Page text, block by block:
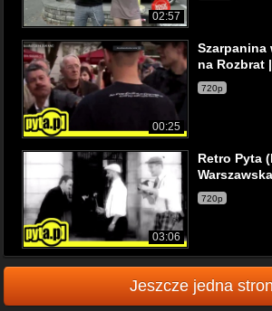
02:57
00:25
Szarpanina
na Rozbrat
720p
03:06
Retro Pyta
720p
Jeszcze jedna